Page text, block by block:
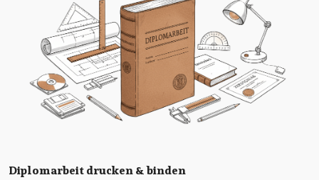
Diplomarbeit drucken & binden